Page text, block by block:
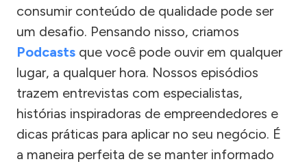
consumir conteúdo de qualidade pode ser
um desafio. Pensando nisso, criamos
Podcasts que você pode ouvir em qualquer
lugar, a qualquer hora. Nossos episódios
trazem entrevistas com especialistas,
histórias inspiradoras de empreendedores e
dicas práticas para aplicar no seu negócio. É
a maneira perfeita de se manter informado